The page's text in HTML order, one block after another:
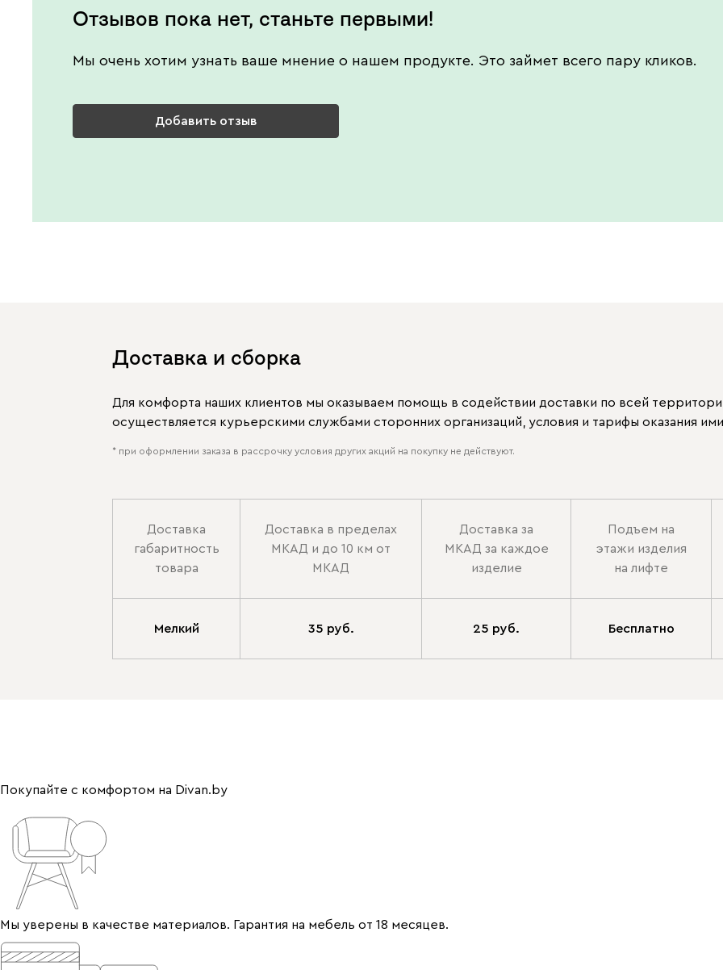
Отзывов пока нет, станьте первыми!
Мы очень хотим узнать ваше мнение о нашем продукте. Это займет всего пару кликов.
Добавить отзыв
Доставка и сборка
Для комфорта наших клиентов мы оказываем помощь в содействии доставки по всей
осуществляется курьерскими службами сторонних организаций, условия и тарифы оказания
* при оформлении заказа в рассрочку условия других акций на покупку не действуют.
Доставка
габаритность
товара
Доставка в пределах
МКАД и до 10 км от
МКАД
Доставка за
МКАД за каждое
изделие
Подъем на
этажи изделия
на лифте
Мелкий 35 руб. 25 руб. Бесплатно
Покупайте с комфортом на Divan.by
Мы уверены в качестве материалов. Гарантия на мебель от 18 месяцев.